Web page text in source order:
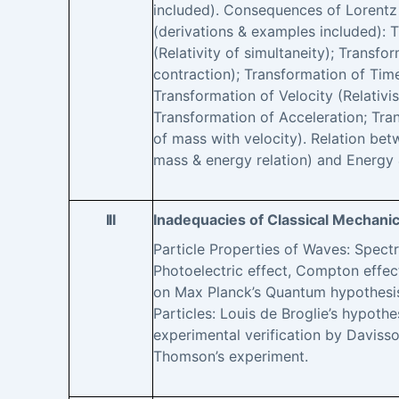
included). Consequences of
(derivations & examples included):
(Relativity of simultaneity);
contraction); Transformation of
Transformation of Velocity
Transformation of Acceleration;
of mass with velocity). Relation
mass & energy relation) and Energy
III
Inadequacies of Classical
Particle Properties of Waves:
Photoelectric effect, Compton
on Max Planck’s Quantum
Particles: Louis de Broglie’s
experimental verification by
Thomson’s experiment.